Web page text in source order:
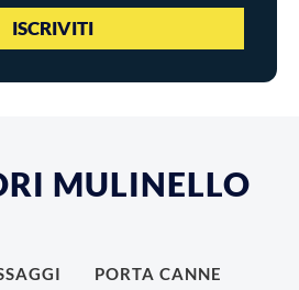
MULINELLO
PORTA CANNE